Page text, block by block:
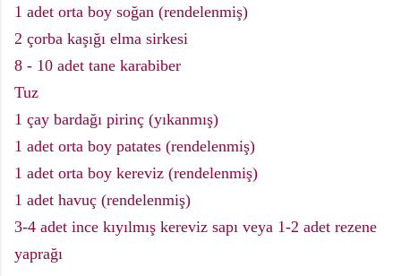
1 adet orta boy soğan (rendelenmiş)
2 çorba kaşığı elma sirkesi
8 - 10 adet tane karabiber
Tuz
1 çay bardağı pirinç (yıkanmış)
1 adet orta boy patates (rendelenmiş)
1 adet orta boy kereviz (rendelenmiş)
1 adet havuç (rendelenmiş)
3-4 adet ince kıyılmış kereviz sapı veya 1-2 adet rezene
yaprağı